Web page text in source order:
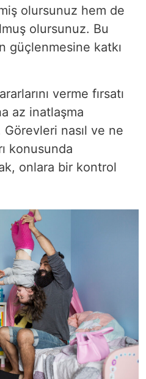
olursunuz hem de
olursunuz. Bu
güçlenmesine katkı
verme fırsatı
az inatlaşma
nasıl ve ne
konusunda
onlara bir kontrol